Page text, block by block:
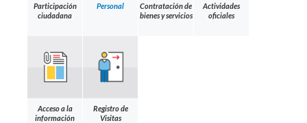
Participación
ciudadana
Personal
Contratación de
bienes y servicios
Actividades
oficiales
Acceso a la
información
Registro de
Visitas